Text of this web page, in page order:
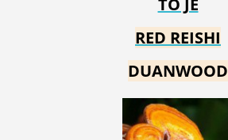
RED REISHI
DUANWOOD